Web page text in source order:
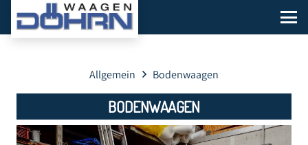
Allgemein Bodenwaagen
BODENWAAGEN